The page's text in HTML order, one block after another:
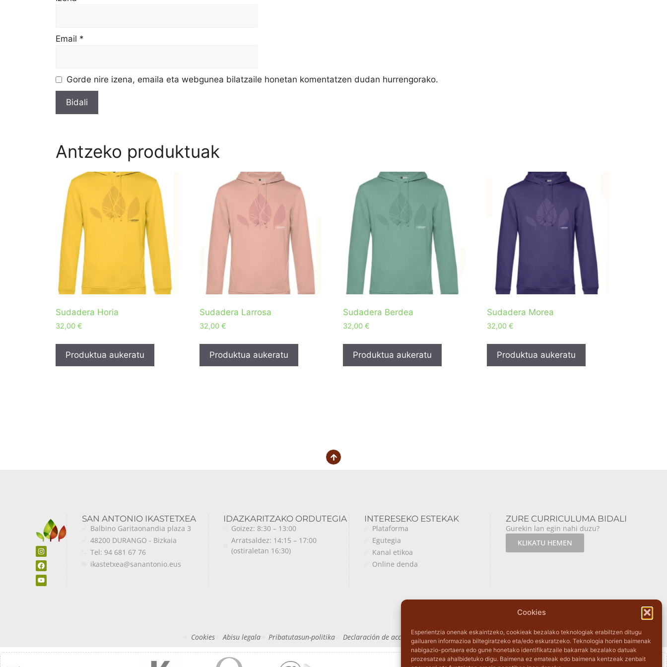
Cookies
Esperientzia onenak eskaintzeko, cookieak bezalako teknologiak erabiltzen ditugu
gailuaren informazioa biltegiratzeko eta/edo eskuratzeko. Teknologia horien baimenak
nabigazio-portaera edo gune honetako identifikatzaile bakarrak bezalako datuak
prozesatzea ahalbidetuko digu. Baimena ez emateak edo baimena kentzeak zenbait
Email *
Gorde nire izena, emaila eta webgunea bilatzaile honetan komentatzen dudan hurrengorako.
Antzeko produktuak
Sudadera Horia
32,00 €
Produktua aukeratu
Sudadera Larrosa
32,00 €
Produktua aukeratu
Sudadera Berdea
32,00 €
Produktua aukeratu
Sudadera Morea
32,00 €
Produktua aukeratu
SAN ANTONIO IKASTETXEA
Balbino Garitaonandia plaza 3
48200 DURANGO - Bizkaia
Tel: 94 681 67 76
ikastetxea@sanantonio.eus
IDAZKARITZAKO ORDUTEGIA
Goizez: 8:30 – 13:00
Arratsaldez: 14:15 – 17:00
(ostiraletan 16:30)
INTERESEKO ESTEKAK
Plataforma
Egutegia
Kanal etikoa
Online denda
ZURE CURRICULUMA BIDALI
Gurekin lan egin nahi duzu?
KLIKATU HEMEN
Cookies Abisu legala Pribatutasun-politika Declaración de accesibilidad Mapa del sitio